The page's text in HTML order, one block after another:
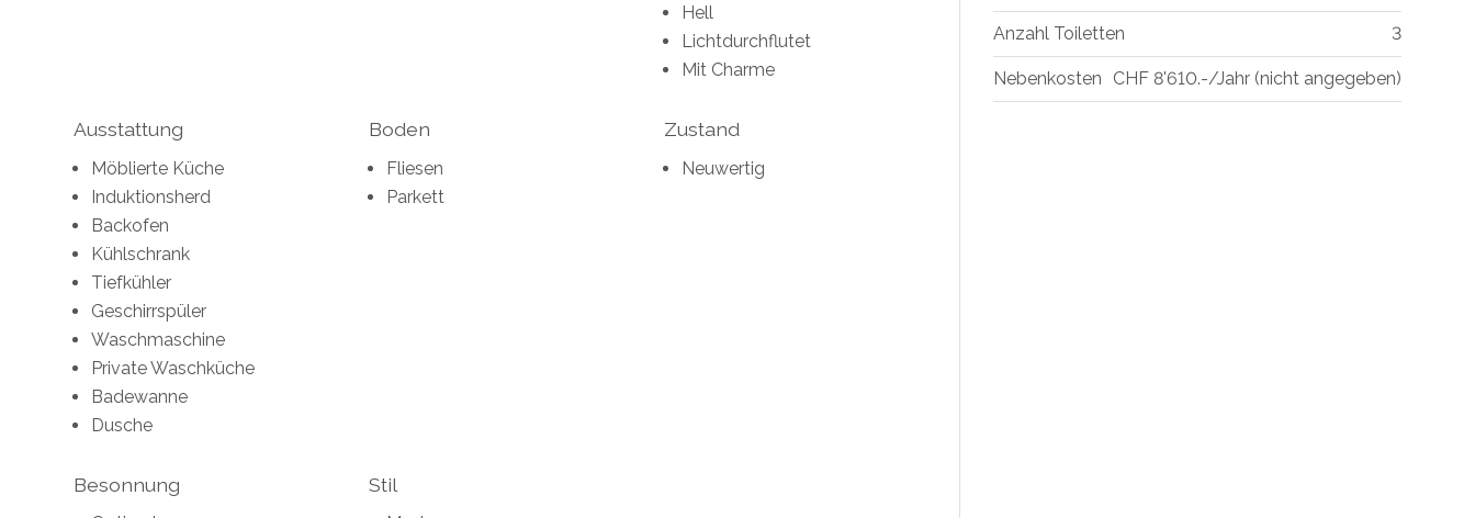
Hell
Lichtdurchflutet
Mit Charme
Ausstattung
Möblierte Küche
Induktionsherd
Backofen
Kühlschrank
Tiefkühler
Geschirrspüler
Waschmaschine
Private Waschküche
Badewanne
Dusche
Boden
Fliesen
Parkett
Zustand
Neuwertig
Besonnung Stil
Anzahl Toiletten 3
Nebenkosten CHF 8'610.-/Jahr (nicht angegeben)